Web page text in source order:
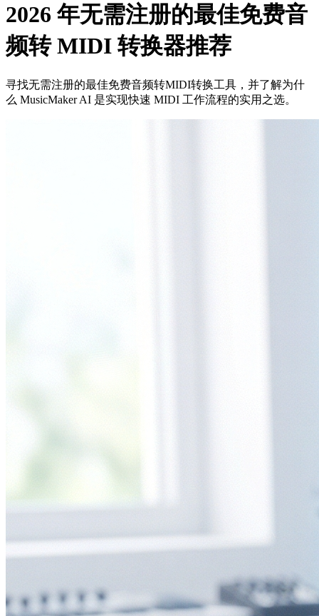
2026 年无需注册的最佳免费音
频转 MIDI 转换器推荐
寻找无需注册的最佳免费音频转MIDI转换工具，并了解为什
么 MusicMaker AI 是实现快速 MIDI 工作流程的实用之选。